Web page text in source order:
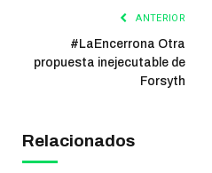
ANTERIOR
#LaEncerrona Otra
propuesta inejecutable de
Forsyth
Relacionados